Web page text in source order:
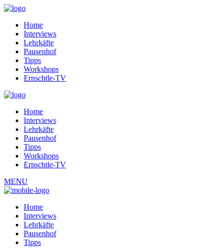
Home
Interviews
Lehrkäfte
Pausenhof
Tipps
Workshops
Ernschtle-TV
Home
Interviews
Lehrkäfte
Pausenhof
Tipps
Workshops
Ernschtle-TV
MENU
Home
Interviews
Lehrkäfte
Pausenhof
Tipps